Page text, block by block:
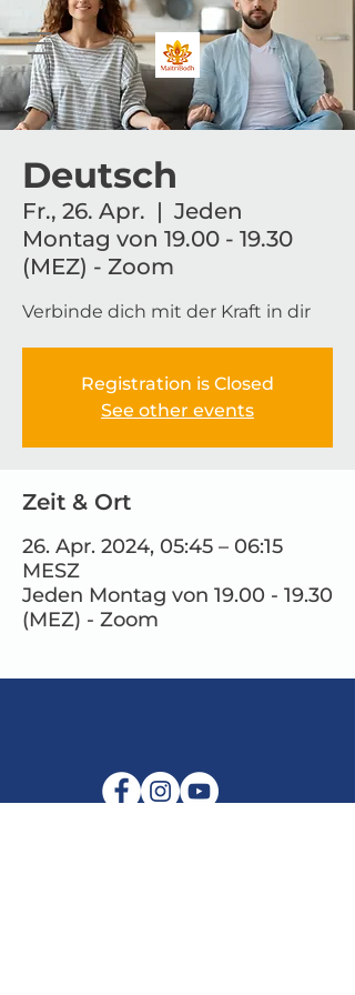
Deutsch
Fr., 26. Apr.
  |
Jeden
Montag von 19.00 - 19.30
(MEZ) - Zoom
Verbinde dich mit der Kraft in dir
Registration is Closed
See other events
Zeit & Ort
26. Apr. 2024, 05:45 – 06:15
MESZ
Jeden Montag von 19.00 - 19.30
(MEZ) - Zoom